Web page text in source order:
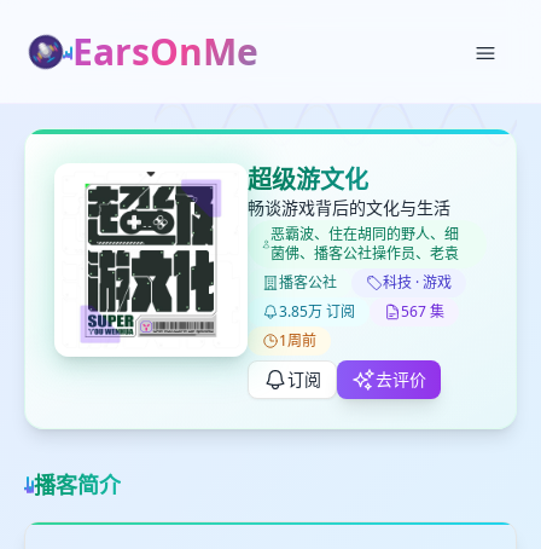
EarsOnMe
超级游文化
畅谈游戏背后的文化与生活
恶霸波、住在胡同的野人、细
菌佛、播客公社操作员、老袁
播客公社
科技 · 游戏
3.85万 订阅
567 集
1周前
订阅 去评价
播客简介
打分
键盘下留人
最长200字
取消 确定
删除确认
取消 确认删除
加入播单
创建